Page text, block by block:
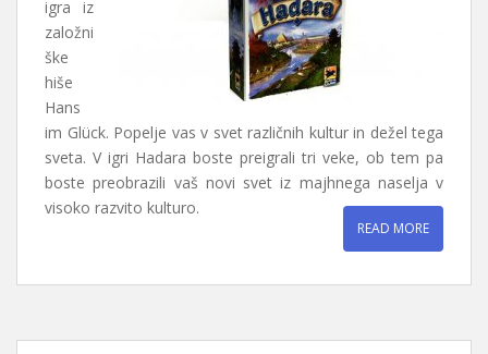
igra iz
založni
ške
hiše
Hans
im Glück. Popelje vas v svet različnih kultur in dežel tega
sveta. V igri Hadara boste preigrali tri veke, ob tem pa
boste preobrazili vaš novi svet iz majhnega naselja v
visoko razvito kulturo.
READ MORE